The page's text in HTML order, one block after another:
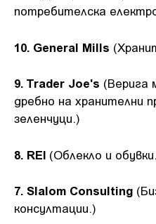
потребителска
10. General Mills
9. Trader Joe's (Верига
дребно на хранителни
зеленчуци.)
8. REI (Облекло и
7. Slalom Consulting
консултации.)